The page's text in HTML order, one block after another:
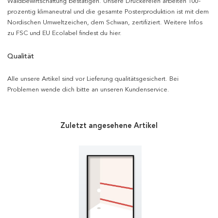
prozentig klimaneutral und die gesamte Posterproduktion ist mit dem
Nordischen Umweltzeichen, dem Schwan, zertifiziert. Weitere Infos
zu FSC und EU Ecolabel findest du hier.
Qualität
Alle unsere Artikel sind vor Lieferung qualitätsgesichert. Bei
Problemen wende dich bitte an unseren Kundenservice.
Zuletzt angesehene Artikel